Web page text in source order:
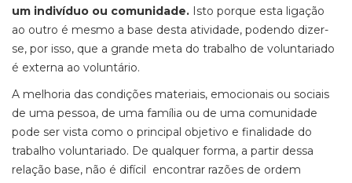
um indivíduo ou comunidade. Isto porque esta ligação
ao outro é mesmo a base desta atividade, podendo dizer-
se, por isso, que a grande meta do trabalho de voluntariado
é externa ao voluntário.
A melhoria das condições materiais, emocionais ou sociais
de uma pessoa, de uma família ou de uma comunidade
pode ser vista como o principal objetivo e finalidade do
trabalho voluntariado. De qualquer forma, a partir dessa
relação base, não é difícil encontrar razões de ordem